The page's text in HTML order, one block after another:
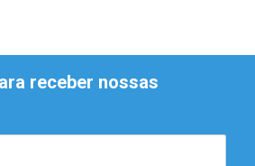
receber nossas